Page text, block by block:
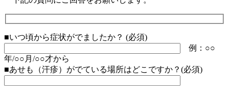
■いつ頃から症状がでましたか？ (必須)
例：○○
年/○○月/○○才から
■あせも（汗疹）がでている場所はどこですか？(必須)